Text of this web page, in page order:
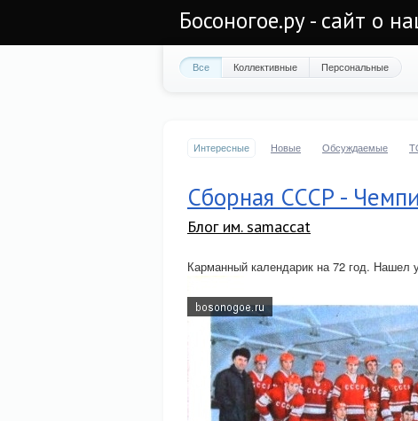
Босоногое.ру - сайт о
Все Коллективные Персональные
Интересные Новые Обсуждаемые
Сборная СССР -
Блог им. samaccat
Карманный календарик на 72 год. Нашел